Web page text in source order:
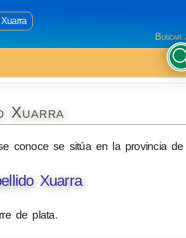
Buscar
Xuarra
conoce se sitúa en la provincia de
Xuarra
de plata.